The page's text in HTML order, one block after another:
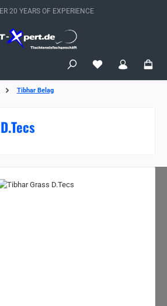
20 YEARS OF EXPERIENCE
Tibhar Belag